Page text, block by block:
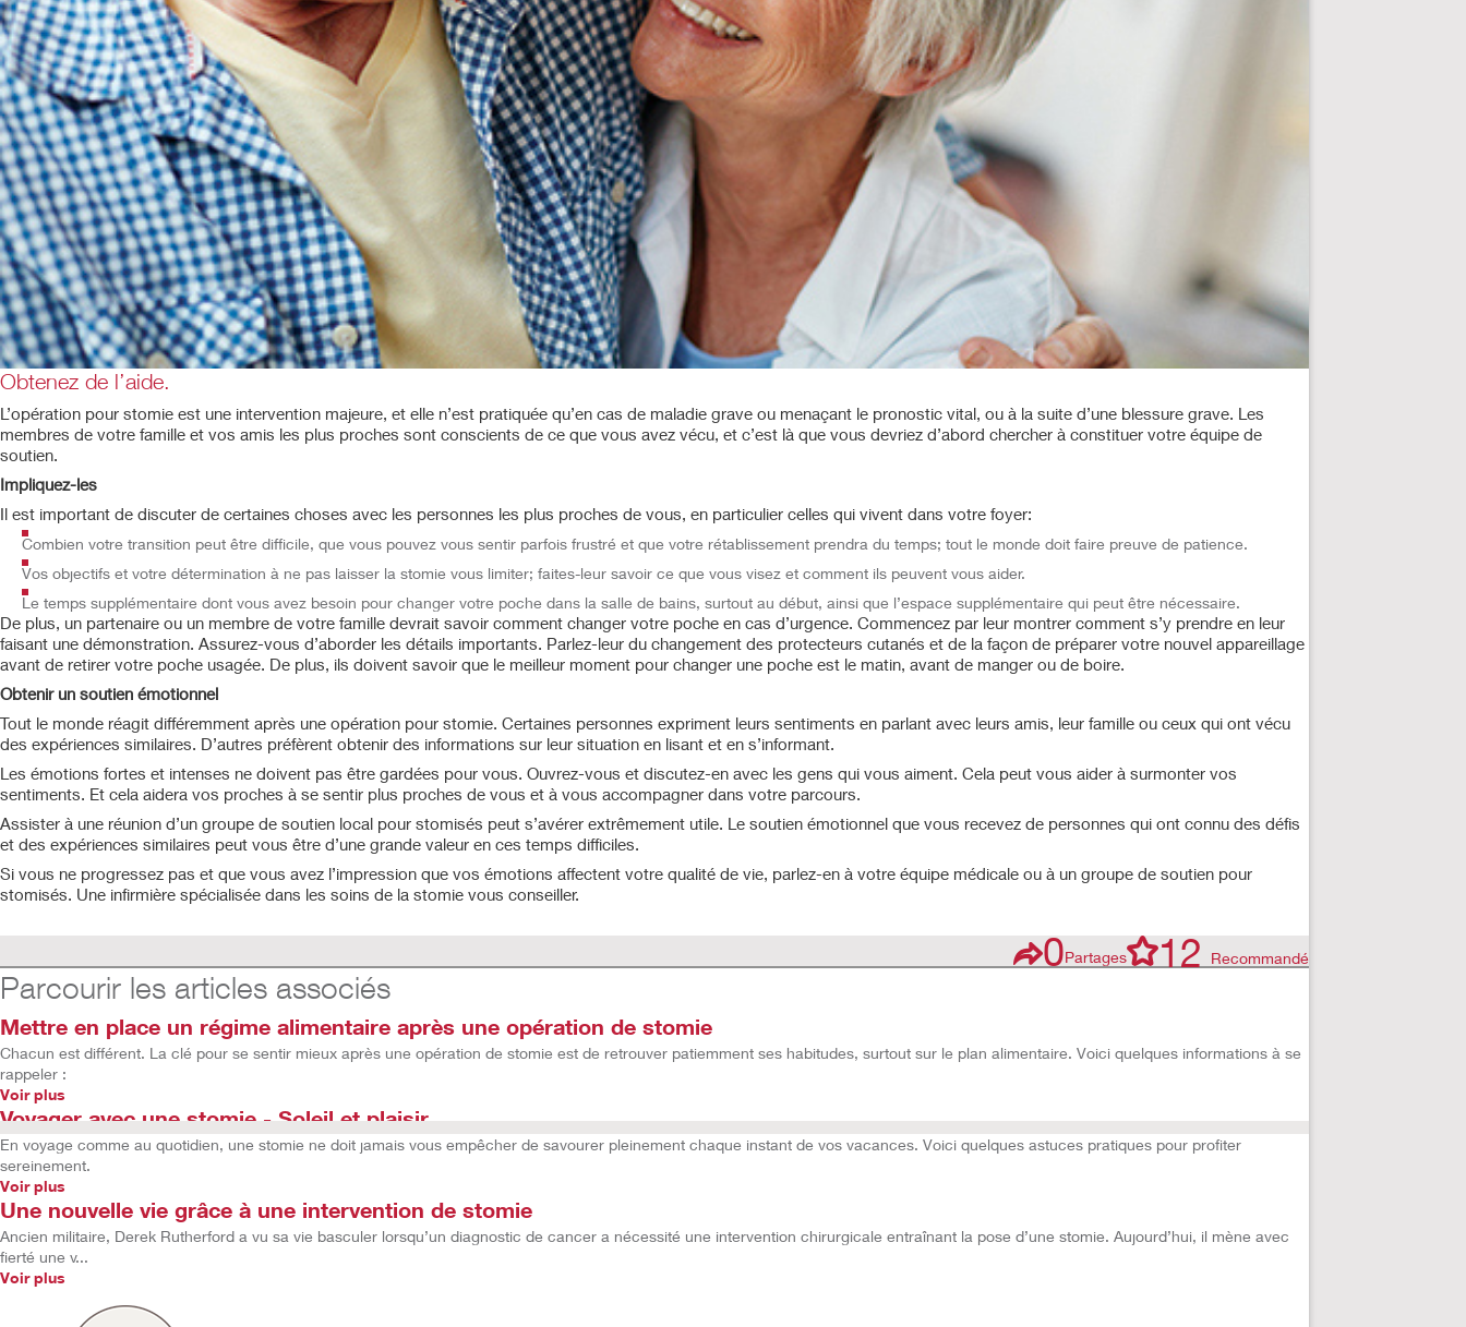
Obtenez de l’aide.
L’opération pour stomie est une intervention majeure, et elle n’est pratiquée qu’en cas de maladie grave ou menaçant le pronostic vital, ou à la suite d’une blessure grave. Les
membres de votre famille et vos amis les plus proches sont conscients de ce que vous avez vécu, et c’est là que vous devriez d’abord chercher à constituer votre équipe de
soutien.
Impliquez-les
Il est important de discuter de certaines choses avec les personnes les plus proches de vous, en particulier celles qui vivent dans votre foyer:
Combien votre transition peut être difficile, que vous pouvez vous sentir parfois frustré et que votre rétablissement prendra du temps; tout le monde doit faire preuve de patience.
Vos objectifs et votre détermination à ne pas laisser la stomie vous limiter; faites-leur savoir ce que vous visez et comment ils peuvent vous aider.
Le temps supplémentaire dont vous avez besoin pour changer votre poche dans la salle de bains, surtout au début, ainsi que l’espace supplémentaire qui peut être nécessaire.
De plus, un partenaire ou un membre de votre famille devrait savoir comment changer votre poche en cas d’urgence. Commencez par leur montrer comment s’y prendre en leur
faisant une démonstration. Assurez-vous d’aborder les détails importants. Parlez-leur du changement des protecteurs cutanés et de la façon de préparer votre nouvel appareillage
avant de retirer votre poche usagée. De plus, ils doivent savoir que le meilleur moment pour changer une poche est le matin, avant de manger ou de boire.
Obtenir un soutien émotionnel
Tout le monde réagit différemment après une opération pour stomie. Certaines personnes expriment leurs sentiments en parlant avec leurs amis, leur famille ou ceux qui ont vécu
des expériences similaires. D’autres préfèrent obtenir des informations sur leur situation en lisant et en s’informant.
Les émotions fortes et intenses ne doivent pas être gardées pour vous. Ouvrez-vous et discutez-en avec les gens qui vous aiment. Cela peut vous aider à surmonter vos
sentiments. Et cela aidera vos proches à se sentir plus proches de vous et à vous accompagner dans votre parcours.
Assister à une réunion d’un groupe de soutien local pour stomisés peut s’avérer extrêmement utile. Le soutien émotionnel que vous recevez de personnes qui ont connu des défis
et des expériences similaires peut vous être d’une grande valeur en ces temps difficiles.
Si vous ne progressez pas et que vous avez l’impression que vos émotions affectent votre qualité de vie, parlez-en à votre équipe médicale ou à un groupe de soutien pour
stomisés. Une infirmière spécialisée dans les soins de la stomie vous conseiller.
0Partages 12 Recommandé
Parcourir les articles associés
Mettre en place un régime alimentaire après une opération de stomie
Chacun est différent. La clé pour se sentir mieux après une opération de stomie est de retrouver patiemment ses habitudes, surtout sur le plan alimentaire. Voici quelques informations à se
rappeler :
Voir plus
Voyager avec une stomie - Soleil et plaisir
En voyage comme au quotidien, une stomie ne doit jamais vous empêcher de savourer pleinement chaque instant de vos vacances. Voici quelques astuces pratiques pour profiter
sereinement.
Voir plus
Une nouvelle vie grâce à une intervention de stomie
Ancien militaire, Derek Rutherford a vu sa vie basculer lorsqu’un diagnostic de cancer a nécessité une intervention chirurgicale entraînant la pose d’une stomie. Aujourd’hui, il mène avec
fierté une v...
Voir plus